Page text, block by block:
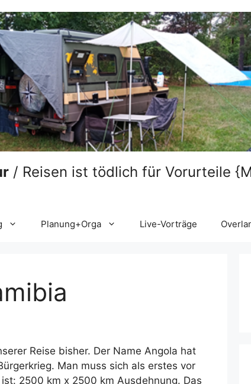
/ Reisen ist tödlich für Vorurteile
Planung+Orga Live-Vorträge
Reise bisher. Der Name Angola hat
Man muss sich als erstes vor
2500 km x 2500 km Ausdehnung. Das